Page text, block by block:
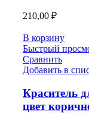
210,00 ₽
В корзину
Быстрый
Сравнить
Добавить в
Краситель
цвет